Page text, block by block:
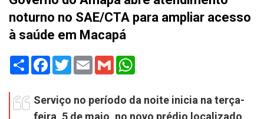
noturno no SAE/CTA para ampliar acesso
à saúde em Macapá
Share Facebook
TwitterEmail Gmail
Serviço no período da noite inicia na terça-
feira, 5 de maio, no novo prédio localizado